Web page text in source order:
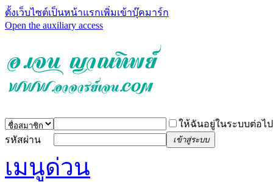
ตั้งเว็บไซต์เป็นหน้าแรกเพิ่มเข้าบุ๊คมาร์ก
Open the auxiliary access
ให้ฉันอยู่ในระบบต่อไป
รหัสผ่าน
เข้าสู่ระบบ
เมนูด่วน